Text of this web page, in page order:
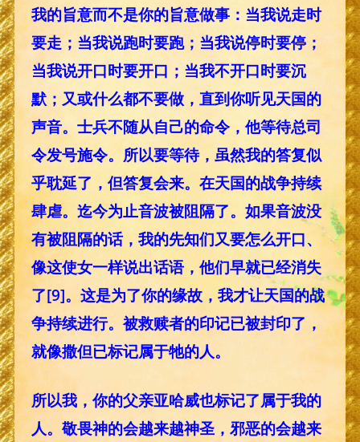
我的旨意而不是你的旨意做事：当我说走时
要走；当我说跑时要跑；当我说停时要停；
当我说开口时要开口；当我不开口时要沉
默；又或什么都不要做，直到你听见天国的
声音。士兵不随从自己的命令，他等待总司
令发号施令。所以要等待，虽然我的答复似
乎耽延了，但答复会来。在天国的战争持续
肆虐。迄今为止音波被阻隔了。如果音波没
有被阻隔的话，我的先知们又要怎么开口、
像这使女一样说出话语，他们早就已经消失
了[9]。这是为了你的缘故，我才让天国的战
争持续进行。被救赎者的印记已被封印了，
就像撒但已标记属于牠的人。
所以我，你的父亲亚哈威也标记了属于我的
人。敬畏神的会越来越神圣，邪恶的会越来